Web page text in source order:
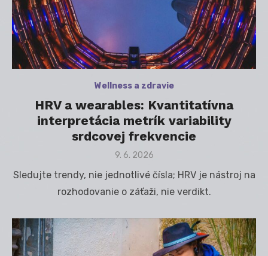
Wellness a zdravie
HRV a wearables: Kvantitatívna
interpretácia metrík variability
srdcovej frekvencie
Posted
9. 6. 2026
Sledujte trendy, nie jednotlivé čísla; HRV je nástroj na
rozhodovanie o záťaži, nie verdikt.